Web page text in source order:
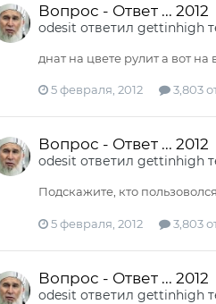
Вопрос - Ответ ... 2012
odesit ответил gettinhigh
днат на цвете рулит а вот
5 февраля, 2012 3,803
Вопрос - Ответ ... 2012
odesit ответил gettinhigh
Подскажите, кто
5 февраля, 2012 3,803
Вопрос - Ответ ... 2012
odesit ответил gettinhigh